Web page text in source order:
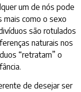
um de nós pode
mais como o sexo
são rotulados
naturais nos
“retratam” o
de desejar ser